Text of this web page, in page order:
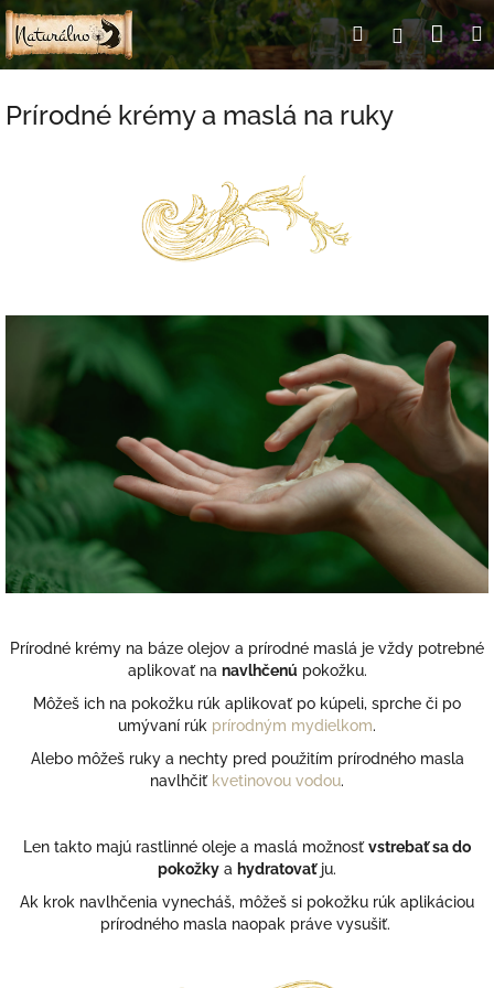
Prejsť
na
obsah
Hľadať
Prírodné krémy a maslá na ruky
Prírodné krémy na báze olejov a prírodné maslá je vždy potrebné
aplikovať na navlhčenú pokožku.
Môžeš ich na pokožku rúk aplikovať po kúpeli, sprche či po
umývaní rúk prírodným mydielkom.
Alebo môžeš ruky a nechty pred použitím prírodného masla
navlhčiť kvetinovou vodou.
Len takto majú rastlinné oleje a maslá možnosťvstrebať sa do
pokožky a hydratovaťju.
Ak krok navlhčenia vynecháš, môžeš si pokožku rúk aplikáciou
prírodného masla naopak práve vysušiť.